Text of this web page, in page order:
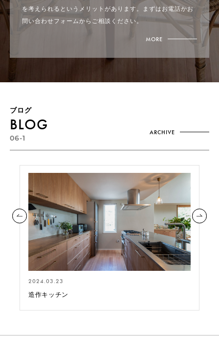
を考えられるというメリットがあります。まずはお電話かお
問い合わせフォームからご相談ください。
MORE
ブログ
BLOG
06-1
ARCHIVE
2024.03.23
造作キッチン